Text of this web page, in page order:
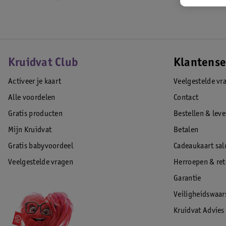
Kruidvat Club
Activeer je kaart
Alle voordelen
Gratis producten
Mijn Kruidvat
Gratis babyvoordeel
Veelgestelde vragen
Veelgestelde
Contact
Bestellen &
Betalen
Cadeaukaart
Herroepen &
Garantie
Kruidvat Advies